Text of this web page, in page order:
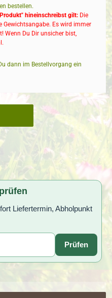
bestellen.
hineinschreibst gilt: Die
Gewichtsangabe. Es wird immer
Wenn Du Dir unsicher bist,
dann im Bestellvorgang ein
Liefertermin, Abholpunkt
Prüfen